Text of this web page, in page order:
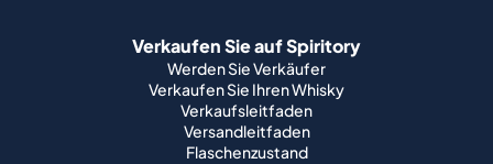
Verkaufen Sie auf Spiritory
Werden Sie Verkäufer
Verkaufen Sie Ihren Whisky
Verkaufsleitfaden
Versandleitfaden
Flaschenzustand